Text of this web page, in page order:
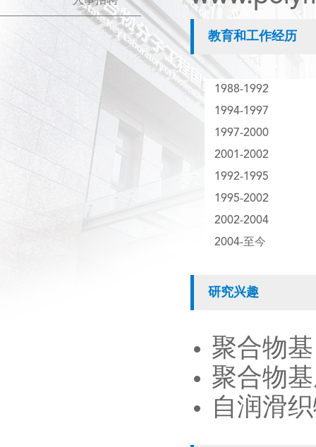
教育和工作经历
1988-1992
1994-1997
1997-2000
2001-2002
1992-1995
1995-2002
2002-2004
2004-至今
研究兴趣
聚合物
聚合物
自润滑